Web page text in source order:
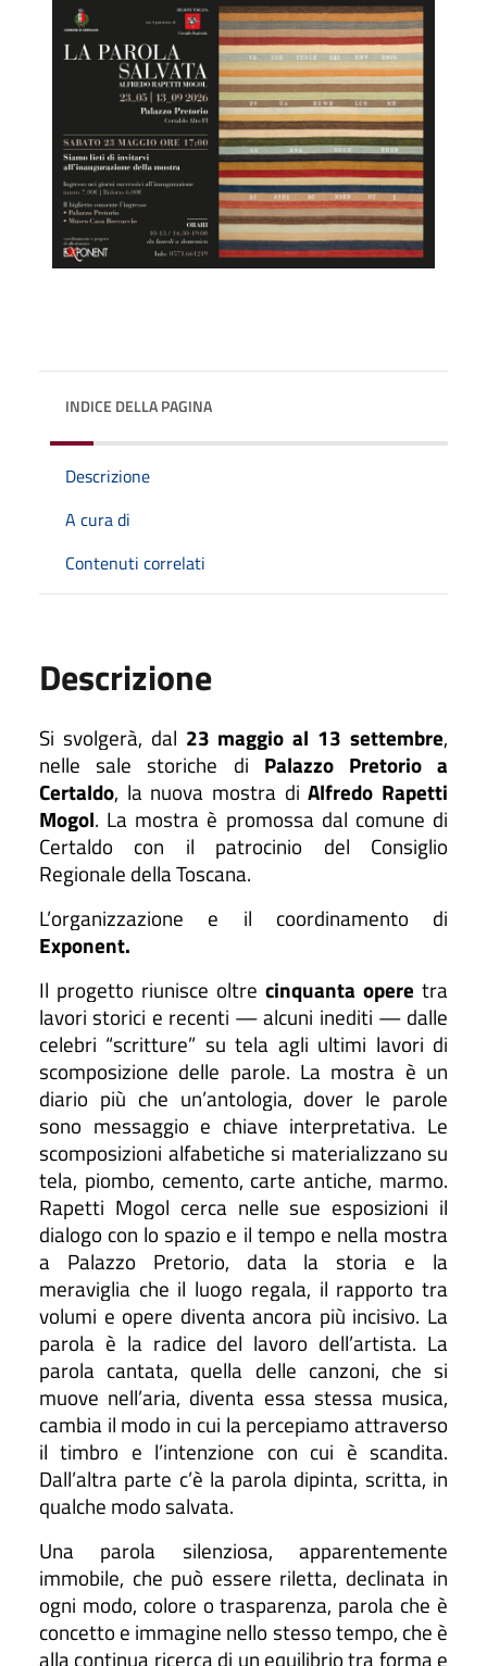
INDICE DELLA PAGINA
Descrizione
A cura di
Contenuti correlati
Descrizione
Si svolgerà, dal 23 maggio al 13 settembre,
nelle sale storiche di Palazzo Pretorio a
Certaldo, la nuova mostra diAlfredo Rapetti
Mogol. La mostra è promossa dal comune di
Certaldo con il patrocinio del Consiglio
Regionale della Toscana.
L’organizzazione e il coordinamento di
Exponent.
Il progetto riunisce oltre cinquanta opere tra
lavori storici e recenti — alcuni inediti — dalle
celebri “scritture” su tela agli ultimi lavori di
scomposizione delle parole. La mostra è un
diario più che un’antologia, dover le parole
sono messaggio e chiave interpretativa. Le
scomposizioni alfabetiche si materializzano su
tela, piombo, cemento, carte antiche, marmo.
Rapetti Mogol cerca nelle sue esposizioni il
dialogo con lo spazio e il tempo e nella mostra
a Palazzo Pretorio, data la storia e la
meraviglia che il luogo regala, il rapporto tra
volumi e opere diventa ancora più incisivo. La
parola è la radice del lavoro dell’artista. La
parola cantata, quella delle canzoni, che si
muove nell’aria, diventa essa stessa musica,
cambia il modo in cui la percepiamo attraverso
il timbro e l’intenzione con cui è scandita.
Dall’altra parte c’è la parola dipinta, scritta, in
qualche modo salvata.
Una parola silenziosa, apparentemente
immobile, che può essere riletta, declinata in
ogni modo, colore o trasparenza, parola che è
concetto e immagine nello stesso tempo, che è
alla continua ricerca di un equilibrio tra forma e